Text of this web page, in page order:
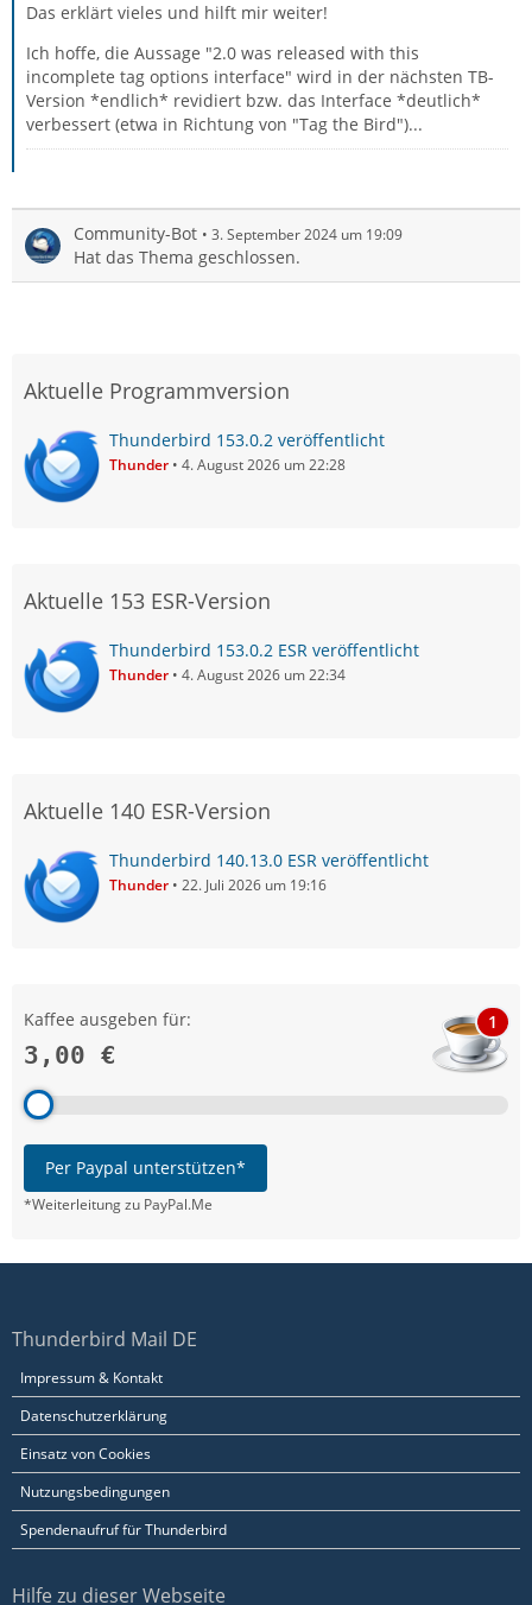
Das erklärt vieles und hilft mir weiter!
Ich hoffe, die Aussage "2.0 was released with this
incomplete tag options interface" wird in der nächsten TB-
Version *endlich* revidiert bzw. das Interface *deutlich*
verbessert (etwa in Richtung von "Tag the Bird")...
Community-Bot 3. September 2024 um 19:09
Hat das Thema geschlossen.
Aktuelle Programmversion
Thunderbird 153.0.2 veröffentlicht
Thunder 4. August 2026 um 22:28
Aktuelle 153 ESR-Version
Thunderbird 153.0.2 ESR veröffentlicht
Thunder 4. August 2026 um 22:34
Aktuelle 140 ESR-Version
Thunderbird 140.13.0 ESR veröffentlicht
Thunder 22. Juli 2026 um 19:16
Kaffee ausgeben für:
3,00 €
1
Per Paypal unterstützen*
*Weiterleitung zu PayPal.Me
Thunderbird Mail DE
Impressum & Kontakt
Datenschutzerklärung
Einsatz von Cookies
Nutzungsbedingungen
Spendenaufruf für Thunderbird
Hilfe zu dieser Webseite